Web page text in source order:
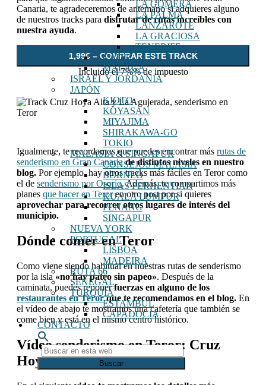
LA GOMERA
LA PALMA
LANZAROTE
LA GRACIOSA
TENERIFE
CÁDIZ
MÁLAGA
ISRAEL Y JORDANIA
JAPÓN
KIOTO
KOYASAN
MIYAJIMA
SHIRAKAWA-GO
TOKIO
MALASIA & SINGAPUR
CONSEJOS MALASIA
BORNEO
ISLAS PERHENTIAN
KUALA LUMPUR
PENANG
SINGAPUR
NUEVA YORK
PORTUGAL
LISBOA
MADEIRA
RUTA 66
SENEGAL
TURQUIA
ESTAMBUL
CAPADOCIA
CONTACTO
Buscar
en
esta
web
Canaria, te agradeceremos de antemano si adquieres alguno
de nuestros tracks para disfrutar de rutas increíbles con
nuestra ayuda.
1,99€ – COMPRAR ESTE TRACK
Incluido el 7%% de impuesto
Igualmente, te recordamos que puedes encontrar más rutas de
senderismo en Gran Canaria de distintos niveles en nuestro
blog. Por ejemplo, hay otros tracks más fáciles en Teror como
el de senderismo por Osorio. Además, te compartimos más
planes que hacer en Teroren otro post por si quieres
aprovechar para recorrer otros lugares de interés del
municipio.
Dónde comer en Teror
Como viene siendo habitual en nuestras rutas de senderismo
por la isla«no hay pateo sin papeo». Después de la
caminata, puedes reponerfuerzas en alguno de los
restaurantes en Terorque te recomendamos en el blog. En
el vídeo de abajo te mostramos una cafetería que también se
come bien y está en el mismo centro histórico.
Vídeo senderismo en Teror: Cruz
Hoya Alta & La Agujerada